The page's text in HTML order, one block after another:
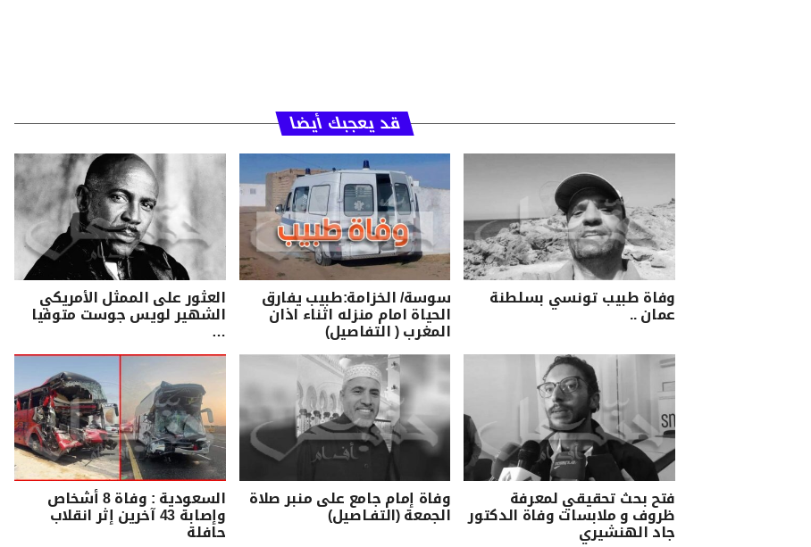
قد يعجبك أيضا
وفاة طبيب تونسي بسلطنة
عمان ..
سوسة/ الخزامة:طبيب يفارق
الحياة امام منزله اثناء اذان
المغرب ( التفاصيل)
العثور على الممثل الأمريكي
الشهير لويس جوست متوفيا
…
فتح بحث تحقيقي لمعرفة
ظروف و ملابسات وفاة الدكتور
جاد الهنشيري
وفاة إمام جامع على منبر صلاة
الجمعة (التفـاصيل)
السعودية : وفاة 8 أشخاص
وإصابة 43 آخرين إثر انقلاب
حافلة